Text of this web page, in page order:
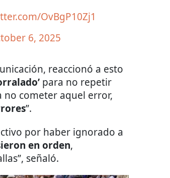
OvBgP10Zj1
6, 2025
reaccionó a esto
para no repetir
no cometer aquel error,
”.
por haber ignorado a
en orden,
señaló.